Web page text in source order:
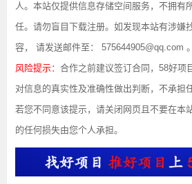
人。本站仅提供信息存储空间服务，不拥有
任。请勿盲目下载注册。如发现本站有涉嫌
容， 请发送邮件至： 575644905@qq.com 。
风险提示：合作之前建议签订合同，58好项
对信息的真实性及准确性做出判断，不承担
若您不同意该提示，请关闭网页且不要在本
的任何损失由您个人承担。